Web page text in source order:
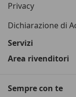
Privacy
Dichiarazione di
Servizi
Area rivenditori
Sempre con te